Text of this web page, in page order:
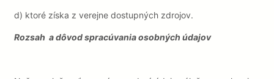
d) ktoré získa z verejne dostupných zdrojov.
Rozsah a dôvod spracúvania osobných údajov